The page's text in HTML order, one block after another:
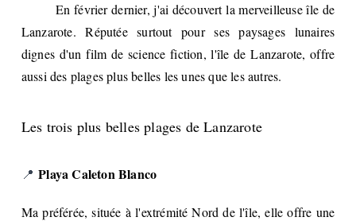
En février dernier, j'ai découvert la merveilleuse île de
Lanzarote. Réputée surtout pour ses paysages lunaires
dignes d'un film de science fiction, l'île de Lanzarote, offre
aussi des plages plus belles les unes que les autres.
Les trois plus belles plages de Lanzarote
📍Playa Caleton Blanco
Ma préférée, située à l'extrémité Nord de l'île, elle offre une